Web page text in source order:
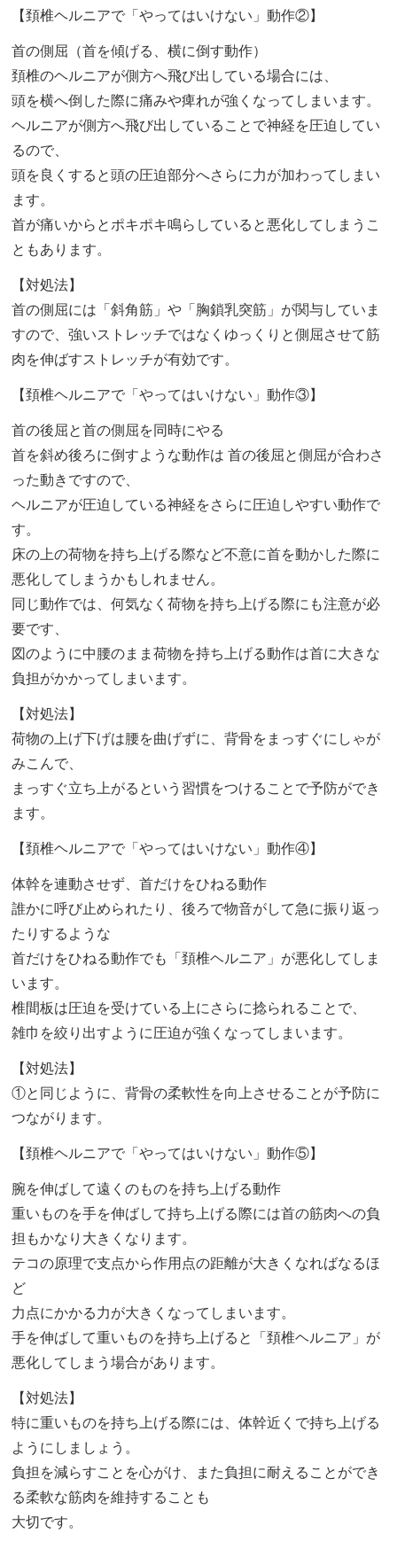
【頚椎ヘルニアで「やってはいけない」動作②】
首の側屈（首を傾げる、横に倒す動作）
頚椎のヘルニアが側方へ飛び出している場合には、
頭を横へ倒した際に痛みや痺れが強くなってしまいます。
ヘルニアが側方へ飛び出していることで神経を圧迫してい
るので、
頭を良くすると頭の圧迫部分へさらに力が加わってしまい
ます。
首が痛いからとポキポキ鳴らしていると悪化してしまうこ
ともあります。
【対処法】
首の側屈には「斜角筋」や「胸鎖乳突筋」が関与していま
すので、強いストレッチではなくゆっくりと側屈させて筋
肉を伸ばすストレッチが有効です。
【頚椎ヘルニアで「やってはいけない」動作③】
首の後屈と首の側屈を同時にやる
首を斜め後ろに倒すような動作は 首の後屈と側屈が合わさ
った動きですので、
ヘルニアが圧迫している神経をさらに圧迫しやすい動作で
す。
床の上の荷物を持ち上げる際など不意に首を動かした際に
悪化してしまうかもしれません。
同じ動作では、何気なく荷物を持ち上げる際にも注意が必
要です、
図のように中腰のまま荷物を持ち上げる動作は首に大きな
負担がかかってしまいます。
【対処法】
荷物の上げ下げは腰を曲げずに、背骨をまっすぐにしゃが
みこんで、
まっすぐ立ち上がるという習慣をつけることで予防ができ
ます。
【頚椎ヘルニアで「やってはいけない」動作④】
体幹を連動させず、首だけをひねる動作
誰かに呼び止められたり、後ろで物音がして急に振り返っ
たりするような
首だけをひねる動作でも「頚椎ヘルニア」が悪化してしま
います。
椎間板は圧迫を受けている上にさらに捻られることで、
雑巾を絞り出すように圧迫が強くなってしまいます。
【対処法】
①と同じように、背骨の柔軟性を向上させることが予防に
つながります。
【頚椎ヘルニアで「やってはいけない」動作⑤】
腕を伸ばして遠くのものを持ち上げる動作
重いものを手を伸ばして持ち上げる際には首の筋肉への負
担もかなり大きくなります。
テコの原理で支点から作用点の距離が大きくなればなるほ
ど
力点にかかる力が大きくなってしまいます。
手を伸ばして重いものを持ち上げると「頚椎ヘルニア」が
悪化してしまう場合があります。
【対処法】
特に重いものを持ち上げる際には、体幹近くで持ち上げる
ようにしましょう。
負担を減らすことを心がけ、また負担に耐えることができ
る柔軟な筋肉を維持することも
大切です。